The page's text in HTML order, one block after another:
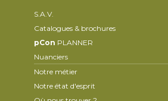
S.A.V.
Catalogues & brochures
pCon PLANNER
Nuanciers
Notre métier
Notre état d'esprit